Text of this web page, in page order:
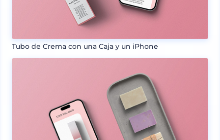
Tubo de Crema con una Caja y un iPhone